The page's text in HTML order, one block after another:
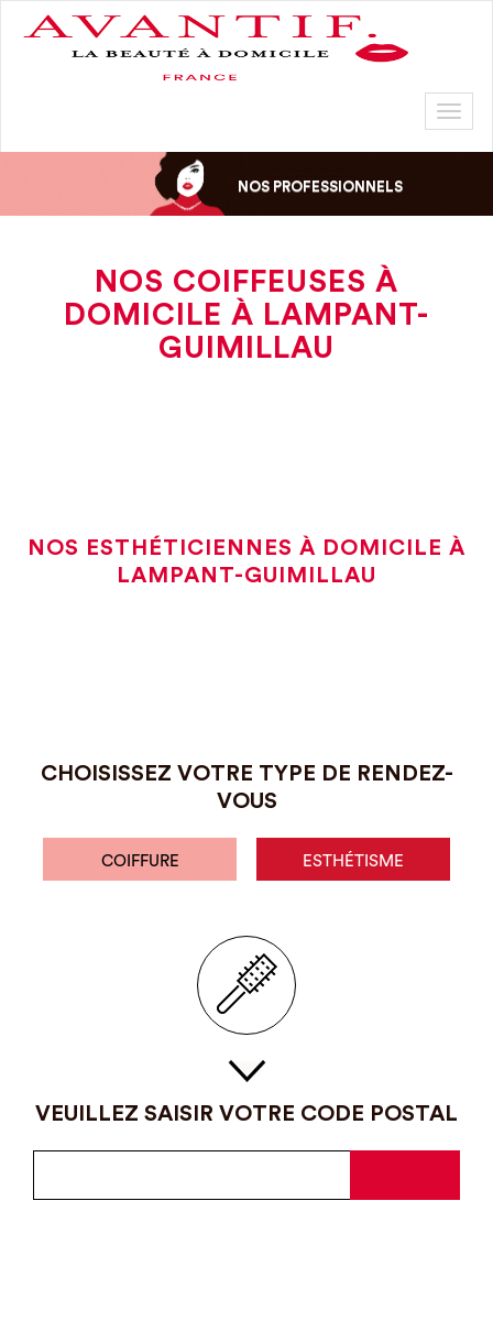
NOS PROFESSIONNELS
NOS COIFFEUSES À
DOMICILE À LAMPANT-
GUIMILLAU
NOS ESTHÉTICIENNES À DOMICILE À
LAMPANT-GUIMILLAU
CHOISISSEZ VOTRE TYPE DE RENDEZ-
VOUS
COIFFURE ESTHÉTISME
VEUILLEZ SAISIR VOTRE CODE POSTAL